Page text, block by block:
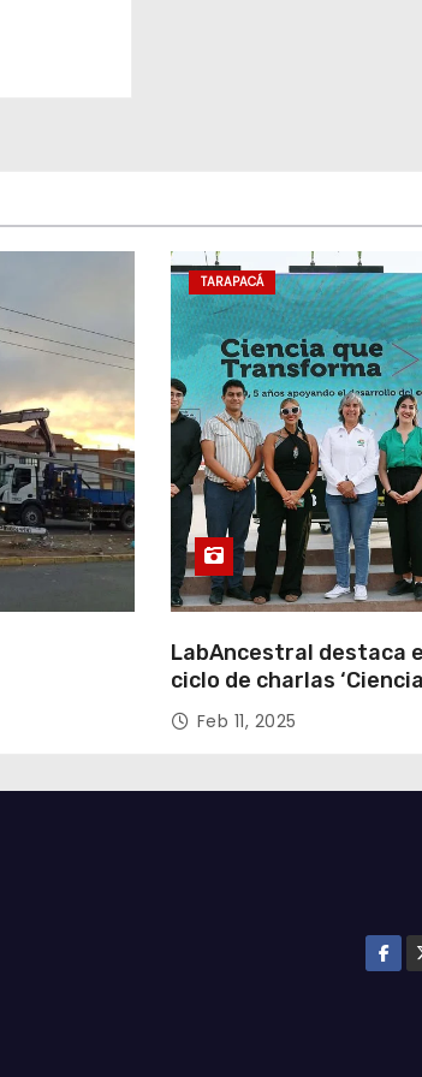
TARAPACÁ
LabAncestral destaca
ciclo de charlas
Transforma’ de ANID
Feb 11, 2025